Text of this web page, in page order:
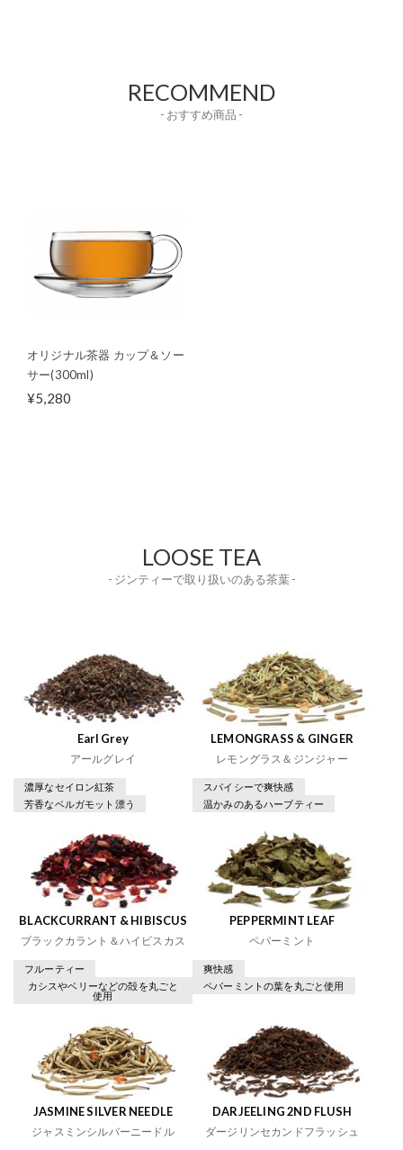
RECOMMEND
- おすすめ商品 -
オリジナル茶器 カップ＆ソー
サー(300ml)
¥5,280
LOOSE TEA
- ジンティーで取り扱いのある茶葉 -
Earl Grey
アールグレイ
濃厚なセイロン紅茶
芳香なベルガモット漂う
LEMONGRASS & GINGER
レモングラス＆ジンジャー
スパイシーで爽快感
温かみのあるハーブティー
BLACKCURRANT & HIBISCUS
ブラックカラント＆ハイビスカス
フルーティー
カシスやベリーなどの殻を丸ごと
使用
PEPPERMINT LEAF
ペパーミント
爽快感
ペパーミントの葉を丸ごと使用
JASMINE SILVER NEEDLE
ジャスミンシルバーニードル
DARJEELING 2ND FLUSH
ダージリンセカンドフラッシュ